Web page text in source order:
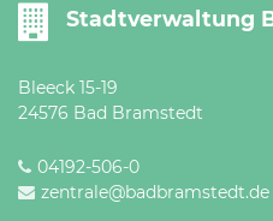
Stadtverwaltung
Bleeck 15-19
24576 Bad Bramstedt
04192-506-0
zentrale@badbramstedt.de